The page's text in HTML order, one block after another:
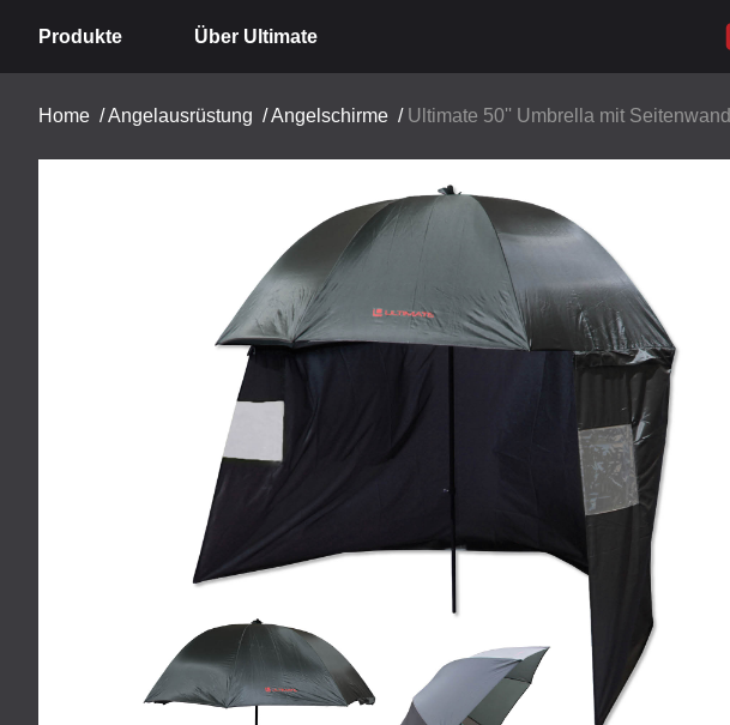
Produkte Über Ultimate
Home /Angelausrüstung /Angelschirme / Ultimate 50'' Umbrella mit Seitenwand